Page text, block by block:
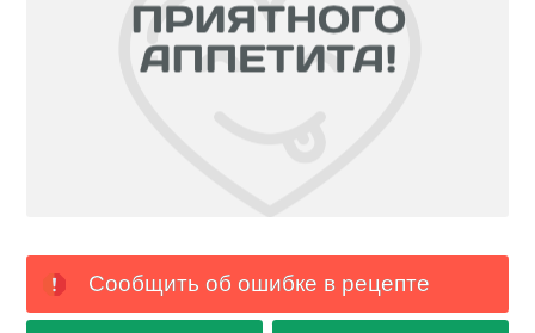
Сообщить об ошибке в рецепте